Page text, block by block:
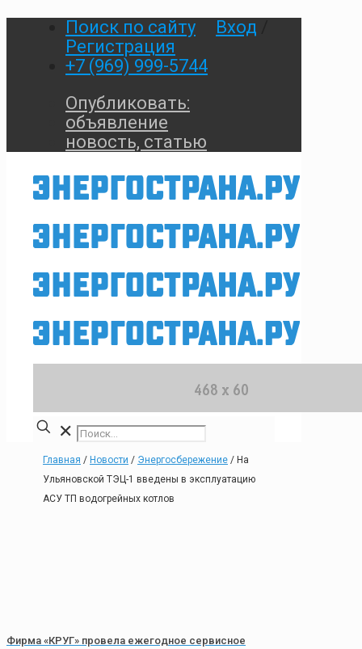
Поиск по сайту Вход
Регистрация
+7 (969) 999-5744
Опубликовать:
объявление
новость, статью
✕
Главная / Новости / Энергосбережение / На
Ульяновской ТЭЦ-1 введены в эксплуатацию
АСУ ТП водогрейных котлов
Фирма «КРУГ» провела ежегодное сервисное